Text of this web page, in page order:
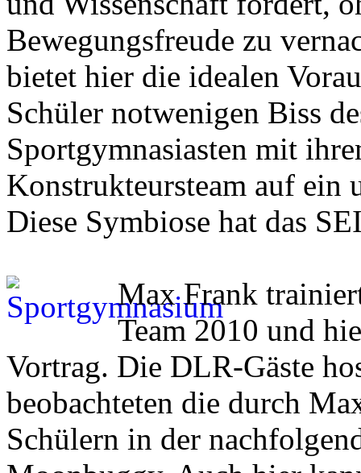
Bewegungsfreude zu
bietet hier die idealen
Schüler notwenigen Biss
Sportgymnasiasten mit
Konstrukteursteam auf ein
Diese Symbiose hat das
Max Frank
Team 2010 und
Vortrag. Die DLR-Gäste
beobachteten die durch
Schülern in der